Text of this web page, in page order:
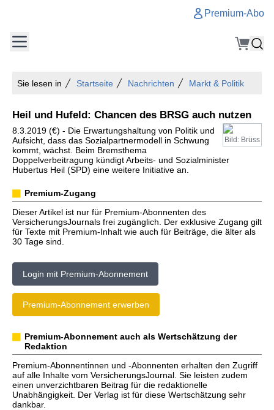
Premium-Abo
Sie lesen in Startseite Nachrichten Markt & Politik
Heil und Hufeld: Chancen des BRSG auch nutzen
Bild: Brüss
8.3.2019 (€) - Die Erwartungshaltung von Politik und
Aufsicht, dass das Sozialpartnermodell in Schwung
kommt, wächst. Beim Bremsthema
Doppelverbeitragung kündigt Arbeits- und Sozialminister
Hubertus Heil (SPD) eine weitere Initiative an.
Premium-Zugang
Dieser Artikel ist nur für Premium-Abonnenten des
VersicherungsJournals frei zugänglich. Der exklusive Zugang gilt
für Texte mit Premium-Inhalt wie auch für Beiträge, die älter als
30 Tage sind.
Login mit Premium-Abonnement
Premium-Abonnement erwerben
Premium-Abonnement auch als Wertschätzung der
Redaktion
Premium-Abonnentinnen und -Abonnenten erhalten den Zugriff
auf alle Inhalte vom VersicherungsJournal. Sie leisten zudem
einen unverzichtbaren Beitrag für die redaktionelle
Unabhängigkeit. Der Verlag ist für diese Wertschätzung sehr
dankbar.